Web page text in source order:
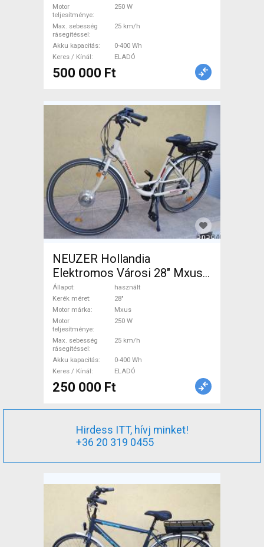
Motor
teljesítménye
250 W
Max. sebesség
rásegítéssel
25 km/h
Akku kapacitás
0-400 Wh
Keres / Kínál
ELADÓ
500 000 Ft
NEUZER Hollandia
Elektromos Városi 28" Mxus
használt ELADÓ
Állapot
használt
Kerék méret
28"
Motor márka
Mxus
Motor
teljesítménye
250 W
Max. sebesség
rásegítéssel
25 km/h
Akku kapacitás
0-400 Wh
Keres / Kínál
ELADÓ
250 000 Ft
Hirdess ITT, hívj minket!
+36 20 319 0455